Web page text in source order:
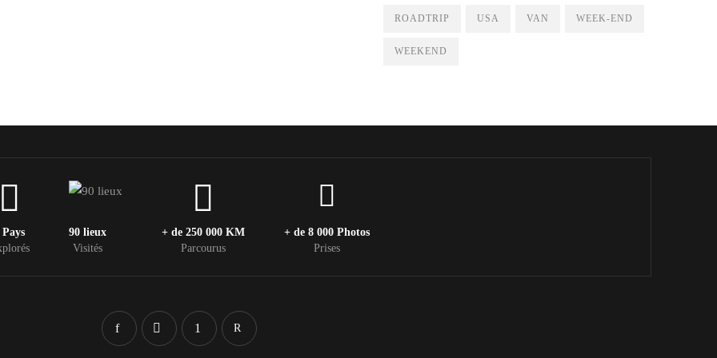
ROADTRIP USA VAN WEEK-END
WEEKEND
Pays
90 lieux
Visités
+ de 250 000 KM
Parcourus
+ de 8 000 Photos
Prises